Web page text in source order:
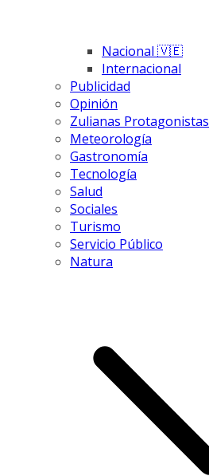
Nacional 🇻🇪
Internacional
Publicidad
Opinión
Zulianas Protagonistas
Meteorología
Gastronomía
Tecnología
Salud
Sociales
Turismo
Servicio Público
Natura